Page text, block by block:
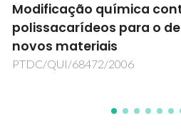
Modificação química
polissacarídeos para o
novos materiais
PTDC/QUI/68472/2006